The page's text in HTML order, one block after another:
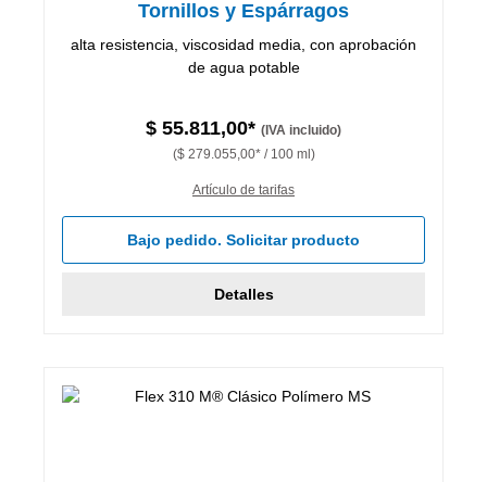
Tornillos y Espárragos
alta resistencia, viscosidad media, con aprobación
de agua potable
$ 55.811,00* (IVA incluido)
($ 279.055,00* / 100 ml)
Artículo de tarifas
Bajo pedido. Solicitar producto
Detalles